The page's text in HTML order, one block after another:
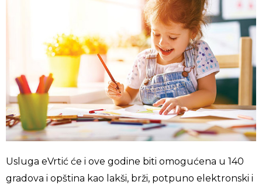
Usluga eVrtić će i ove godine biti omogućena u 140
gradova i opština kao lakši, brži, potpuno elektronski i